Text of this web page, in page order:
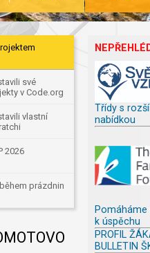
své
v Code.org
vlastní
2026
prázdnin
Třídy s
nabídkou
Pomáháme
k úspěchu
PROFIL
BULLETIN